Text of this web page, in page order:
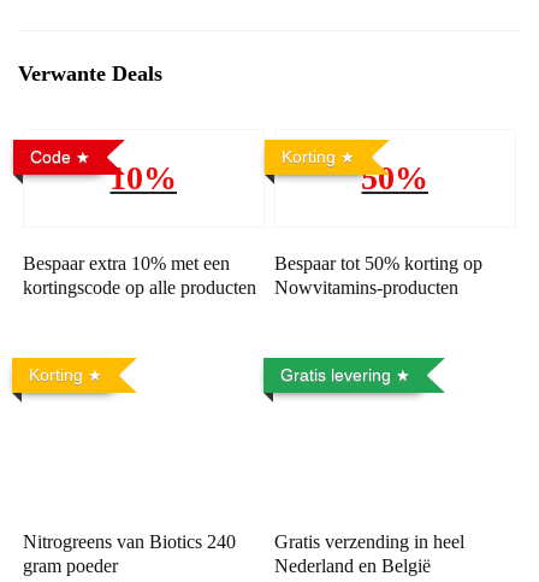
Verwante Deals
Code
10%
Bespaar extra 10% met een
kortingscode op alle producten
Korting
50%
Bespaar tot 50% korting op
Nowvitamins-producten
Korting
Nitrogreens van Biotics 240
gram poeder
Gratis levering
Gratis verzending in heel
Nederland en België